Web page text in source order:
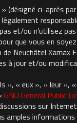
(désigné ci-après
et/ou n’utilisez
que vous en
Neuchâtel
à jour et/ou
« eux », « leur »,
GNU General Public
sur
amples